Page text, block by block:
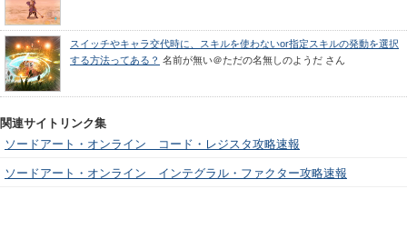
スイッチやキャラ交代時に、スキルを使わないor指定スキルの発動を選択
する方法ってある？ 名前が無い＠ただの名無しのようだ さん
関連サイトリンク集
ソードアート・オンライン コード・レジスタ攻略速報
ソードアート・オンライン インテグラル・ファクター攻略速報